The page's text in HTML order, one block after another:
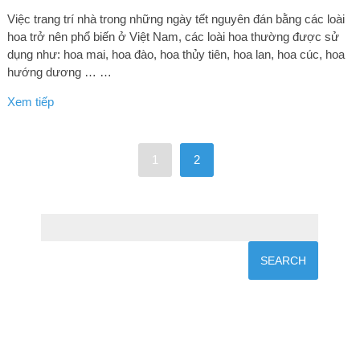
Việc trang trí nhà trong những ngày tết nguyên đán bằng các loài
hoa trở nên phổ biến ở Việt Nam, các loài hoa thường được sử
dụng như: hoa mai, hoa đào, hoa thủy tiên, hoa lan, hoa cúc, hoa
hướng dương … …
Xem tiếp
1 2